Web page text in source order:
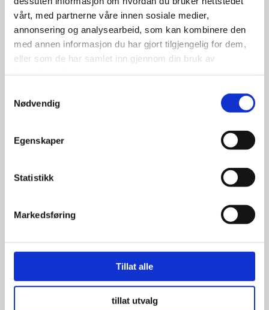
vårt, med partnerne våre innen sosiale medier,
annonsering og analysearbeid, som kan kombinere den
med annen informasjon du har gjort tilgjengelig for dem,
eller som de har samlet inn gjennom din bruk av
Nødvendig
Egenskaper
Statistikk
Markedsføring
Tillat alle
tillat utvalg
BFGoodrich Bias 640-13S | 2
Se flere detaljer